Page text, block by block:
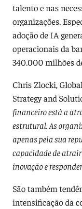
talento e nas
organizações.
adoção de IA
operacionais da
340.000 milhões
Chris Zlocki,
Strategy and
financeiro está a
estrutural. As
apenas pela sua
capacidade de
inovação e
São também
intensificação da